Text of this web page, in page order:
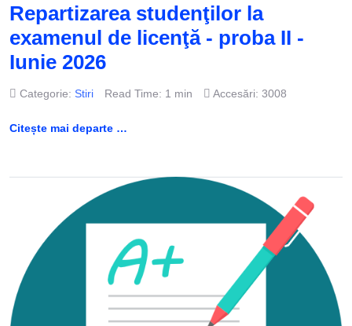
Repartizarea studenţilor la
examenul de licenţă - proba II -
Iunie 2026
Categorie: Stiri Read Time: 1 min Accesări: 3008
Citește mai departe …